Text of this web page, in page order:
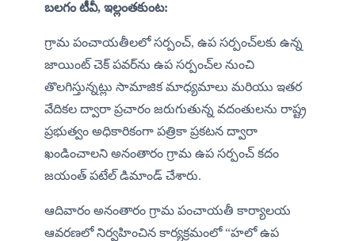
బలగం టీవీ, ఇల్లంతకుంట:
గ్రామ పంచాయతీలలో సర్పంచ్, ఉప సర్పంచ్‌లకు ఉన్న
జాయింట్ చెక్ పవర్‌ను ఉప సర్పంచ్‌ల నుంచి
తొలగిస్తున్నట్లు సామాజిక మాధ్యమాలు మరియు ఇతర
వేదికల ద్వారా ప్రచారం జరుగుతున్న వదంతులను రాష్ట్ర
ప్రభుత్వం అధికారికంగా పత్రికా ప్రకటన ద్వారా
ఖండించాలని అనంతారం గ్రామ ఉప సర్పంచ్ కదం
జయంత్ పటేల్ డిమాండ్ చేశారు.
ఆదివారం అనంతారం గ్రామ పంచాయతీ కార్యాలయ
ఆవరణలో నిర్వహించిన కార్యక్రమంలో “హలో ఉప